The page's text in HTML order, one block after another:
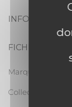
FICHE
Marque
Collection